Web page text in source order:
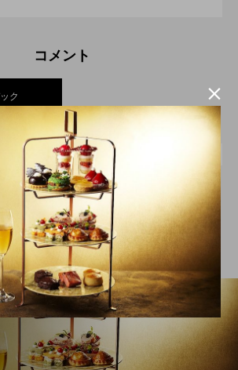
バージョンが際立つSHIFT HOTEL
SHIBUYA JINNAN
コメント
ク
バックはありません。
